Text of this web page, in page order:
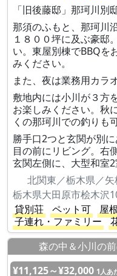
「旧後藤邸」那珂川別
那須のふもと、那珂川
１８００坪に及ぶ豪邸
い。東屋別棟でBBQを
みください。
また、夜は業務用カラ
敷地内には小川が３方
お楽しみください。秋
くの那珂川での釣りも
勝手口2つと玄関が別
目の前にリビング。右
玄関左側に、大型和室2
北関東／栃木県／
栃木県大田原市桧木沢
貸別荘
ペット可 屋
子連れ・ファミリー
森の中＆小川の
¥11,125～¥32,000 1人あ